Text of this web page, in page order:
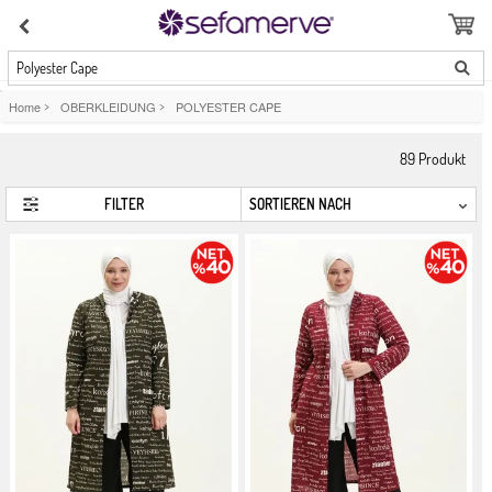
Polyester Cape
Home > OBERKLEIDUNG > POLYESTER CAPE
89 Produkt
FILTER